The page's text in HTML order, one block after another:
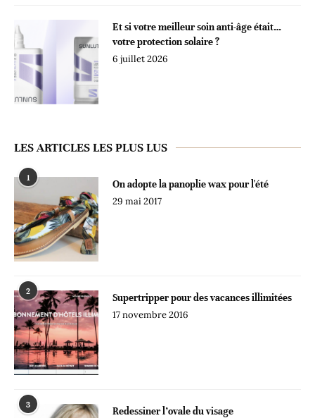
Et si votre meilleur soin anti-âge était…
votre protection solaire ?
6 juillet 2026
LES ARTICLES LES PLUS LUS
1
On adopte la panoplie wax pour l'été
29 mai 2017
2
Supertripper pour des vacances illimitées
17 novembre 2016
3
Redessiner l’ovale du visage